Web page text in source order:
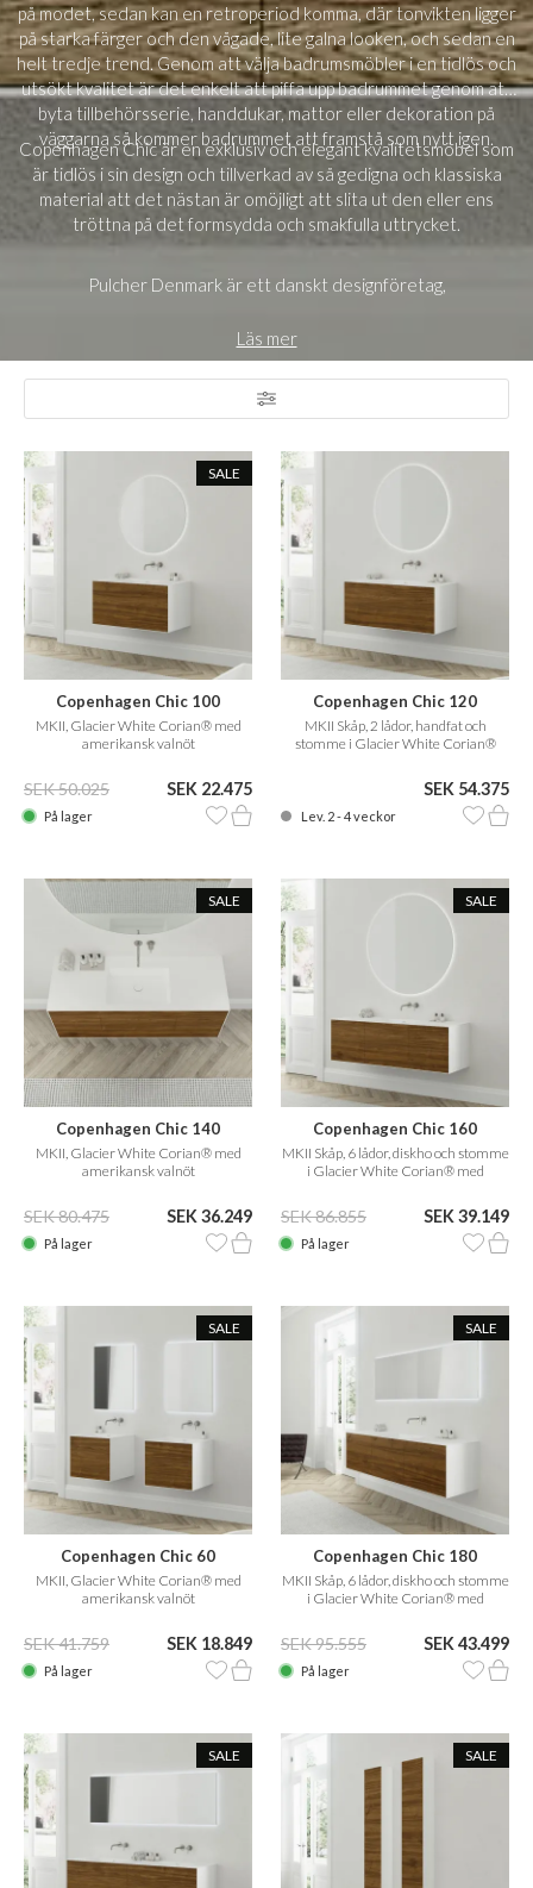
på modet, sedan kan en retroperiod komma, där tonvikten ligger
på starka färger och den vågade, lite galna looken, och sedan en
helt tredje trend. Genom att välja badrumsmöbler i en tidlös och
utsökt kvalitet är det enkelt att piffa upp badrummet genom att
byta tillbehörsserie, handdukar, mattor eller dekoration på
väggarna så kommer badrummet att framstå som nytt igen.
Copenhagen Chic är en exklusiv och elegant kvalitetsmöbel som
är tidlös i sin design och tillverkad av så gedigna och klassiska
material att det nästan är omöjligt att slita ut den eller ens
tröttna på det formsydda och smakfulla uttrycket.
Pulcher Denmark är ett danskt designföretag,
Läs mer
SALE
Copenhagen Chic 100
MKII, Glacier White Corian® med
amerikansk valnöt
SEK 50.025 SEK 22.475
På lager
Copenhagen Chic 120
MKII Skåp, 2 lådor, handfat och
stomme i Glacier White Corian®
SEK 54.375
Lev. 2 - 4 veckor
SALE
Copenhagen Chic 140
MKII, Glacier White Corian® med
amerikansk valnöt
SEK 80.475 SEK 36.249
På lager
SALE
Copenhagen Chic 160
MKII Skåp, 6 lådor, diskho och stomme
i Glacier White Corian® med
SEK 86.855 SEK 39.149
På lager
SALE
Copenhagen Chic 60
MKII, Glacier White Corian® med
amerikansk valnöt
SEK 41.759 SEK 18.849
På lager
SALE
Copenhagen Chic 180
MKII Skåp, 6 lådor, diskho och stomme
i Glacier White Corian® med
SEK 95.555 SEK 43.499
På lager
SALE SALE